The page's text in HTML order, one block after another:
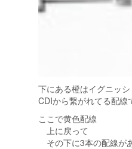
下にある橙はイグニッ
CDIから繋がれてる配線
ここで黄色配線
上に戻って
その下に3本の配線が